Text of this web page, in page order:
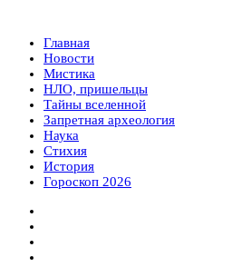
Главная
Новости
Мистика
НЛО, пришельцы
Тайны вселенной
Запретная археология
Наука
Стихия
История
Гороскоп 2026